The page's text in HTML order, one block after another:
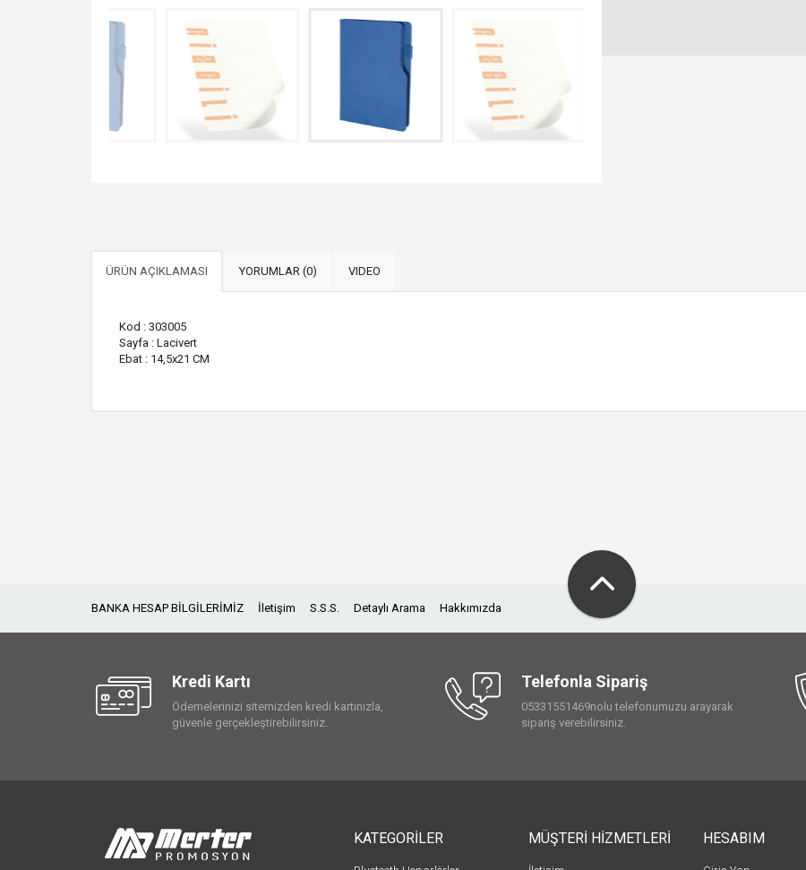
ÜRÜN AÇIKLAMASI YORUMLAR (0) VIDEO
Kod : 303005
Sayfa : Lacivert
Ebat : 14,5x21 CM
BANKA HESAP BİLGİLERİMİZ İletişim S.S.S. Detaylı Arama Hakkımızda
Kredi Kartı
Ödemelerinizi sitemizden kredi kartınızla,
güvenle gerçekleştirebilirsiniz.
Telefonla Sipariş
05331551469nolu telefonumuzu arayarak
sipariş verebilirsiniz.
KATEGORİLER MÜŞTERİ HİZMETLERİ HESABIM